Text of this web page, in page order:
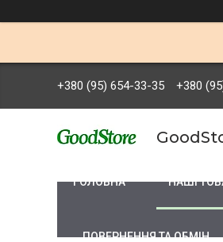
+380 (95) 654-33-35 +380
ГОЛОВНА НАШІ
ПОВЕРНЕННЯ ТА ОБМІН